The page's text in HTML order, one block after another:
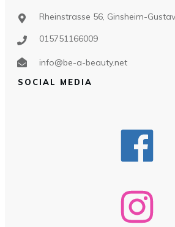
Rheinstrasse 56, Ginsheim-
015751166009
info@be-a-beauty.net
SOCIAL MEDIA